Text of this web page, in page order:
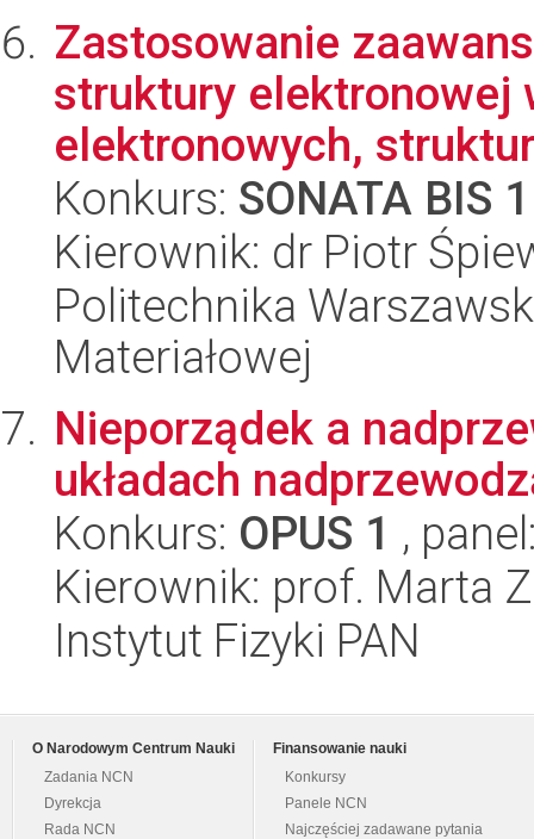
Zastosowanie
struktury elektronowej
elektronowych,
Konkurs: SONATA BIS 1
Kierownik: dr Piotr
Politechnika
Materiałowej
Nieporządek a
układach
Konkurs: OPUS 1 ,
Kierownik: prof. Marta
Instytut Fizyki PAN
O Narodowym Centrum Nauki
Zadania NCN
Dyrekcja
Rada NCN
Finansowanie nauki
Konkursy
Panele NCN
Najczęściej zadawane pytania